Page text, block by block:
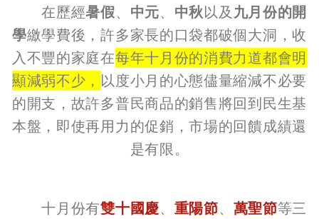
在歷經暑假、 中元、 中秋以及九月份的開
學繳學費後，許多家長的口袋都破個大洞，收
入不豐的家庭在每年十月份的消費力道都會明
顯減弱不少， 以度小月的心態儘量縮減不必要
的開支，故許多普民商品的銷售將回到民生基
本盤，即使再用力的促銷，市場的回饋成績還
是有限。
十月份有雙十國慶、 重陽節、 萬聖節等三